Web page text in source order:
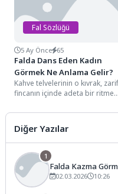
Fal Sözlüğü
5 Ay Önce 65
Falda Dans Eden Kadın
Görmek Ne Anlama Gelir?
Kahve telvelerinin o kıvrak,
fincanın içinde adeta bir ritme
Diğer Yazılar
1
Falda Kazma
02.03.2026 10:26